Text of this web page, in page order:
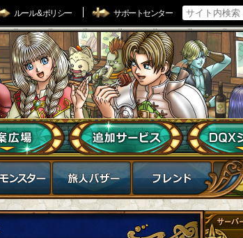
ルール & ポリシー サポートセンター